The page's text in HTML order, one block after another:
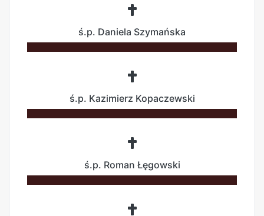
ś.p. Daniela Szymańska
ś.p. Kazimierz Kopaczewski
ś.p. Roman Łęgowski